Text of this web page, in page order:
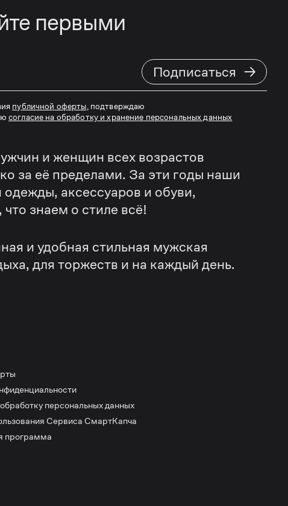
первыми
Подписаться →
публичной оферты , подтверждаю
согласие на обработку и хранение персональных данных
и женщин всех возрастов
за её пределами. За эти годы наши
аксессуаров и обуви,
знаем о стиле всё!
и удобная стильная мужская
для торжеств и на каждый день.
персональных данных
Сервиса СмартКапча
программа